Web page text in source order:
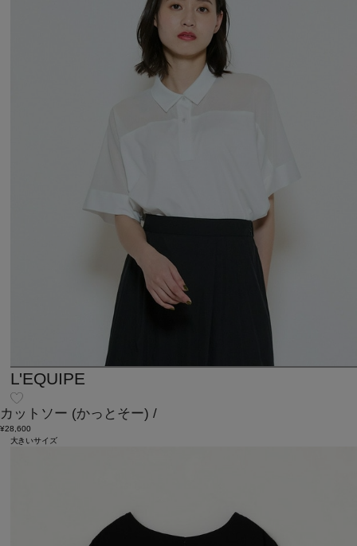
L'EQUIPE
カットソー (かっとそー) /
¥28,600
大きいサイズ